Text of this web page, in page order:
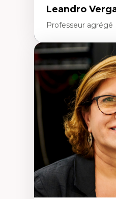
Leandro
Professeur agrégé
Expertises
Amérique latine
Théories du
développement
Théories de l’État
Développement
Économie politique
Théories marxistes
Mouvements
Transition
Énergies